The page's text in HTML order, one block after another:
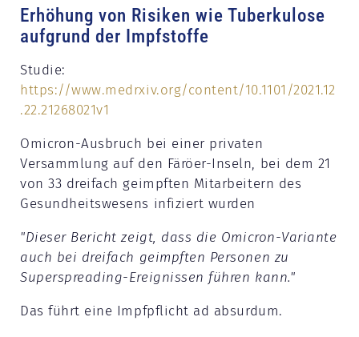
Erhöhung von Risiken wie Tuberkulose
aufgrund der Impfstoffe
Studie:
https://www.medrxiv.org/content/10.1101/2021.12
.22.21268021v1
Omicron-Ausbruch bei einer privaten
Versammlung auf den Färöer-Inseln, bei dem 21
von 33 dreifach geimpften Mitarbeitern des
Gesundheitswesens infiziert wurden
"Dieser Bericht zeigt, dass die Omicron-Variante
auch bei dreifach geimpften Personen zu
Superspreading-Ereignissen führen kann."
Das führt eine Impfpflicht ad absurdum.